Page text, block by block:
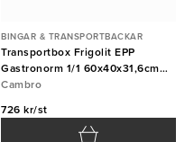
BINGAR & TRANSPORTBACKAR
Transportbox Frigolit EPP
Gastronorm 1/1 60x40x31,6cm
46L svart Cambro
Cambro
726 kr/st